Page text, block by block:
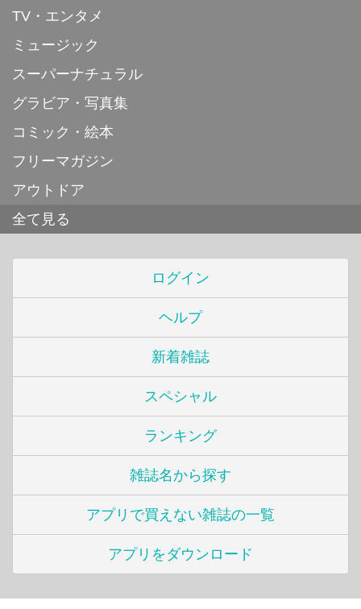
TV・エンタメ
ミュージック
スーパーナチュラル
グラビア・写真集
コミック・絵本
フリーマガジン
アウトドア
全て見る
ログイン
ヘルプ
新着雑誌
スペシャル
ランキング
雑誌名から探す
アプリで買えない雑誌の一覧
アプリをダウンロード